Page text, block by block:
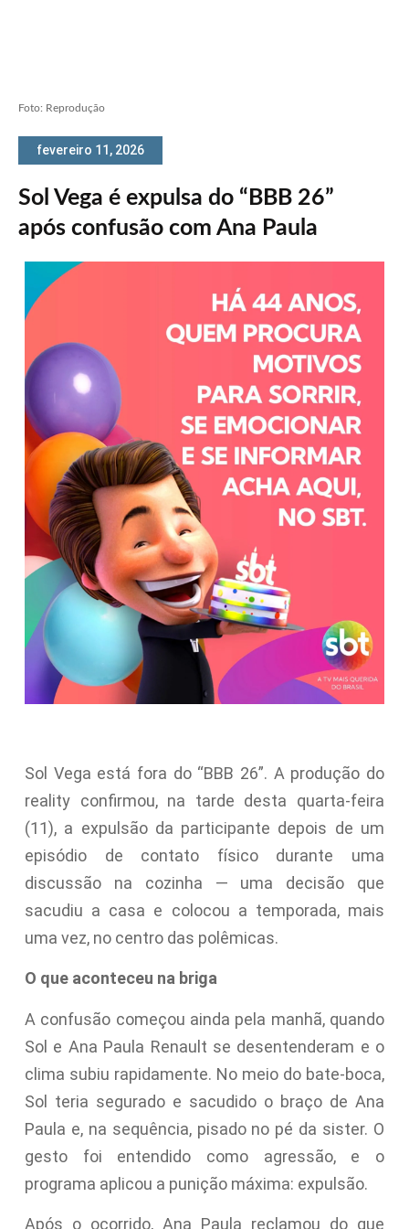
Foto: Reprodução
fevereiro 11, 2026
Sol Vega é expulsa do “BBB 26”
após confusão com Ana Paula
Sol Vega está fora do “BBB 26”. A produção do
reality confirmou, na tarde desta quarta-feira
(11), a expulsão da participante depois de um
episódio de contato físico durante uma
discussão na cozinha — uma decisão que
sacudiu a casa e colocou a temporada, mais
uma vez, no centro das polêmicas.
O que aconteceu na briga
A confusão começou ainda pela manhã, quando
Sol e Ana Paula Renault se desentenderam e o
clima subiu rapidamente. No meio do bate-boca,
Sol teria segurado e sacudido o braço de Ana
Paula e, na sequência, pisado no pé da sister. O
gesto foi entendido como agressão, e o
programa aplicou a punição máxima: expulsão.
Após o ocorrido, Ana Paula reclamou do que